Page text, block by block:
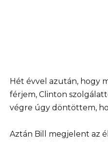
Hét évvel azután, hogy
férjem, Clinton
végre úgy döntöttem,
Aztán Bill megjelent az